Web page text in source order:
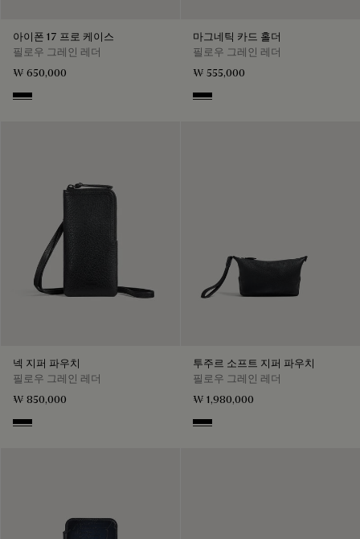
아이폰 17 프로 케이스
필로우 그레인 레더
₩ 650,000
Deep Black
마그네틱 카드 홀더
필로우 그레인 레더
₩ 555,000
Deep Black
넥 지퍼 파우치
필로우 그레인 레더
₩ 850,000
Deep Black
투주르 소프트 지퍼 파우치
필로우 그레인 레더
₩ 1,980,000
Deep Black